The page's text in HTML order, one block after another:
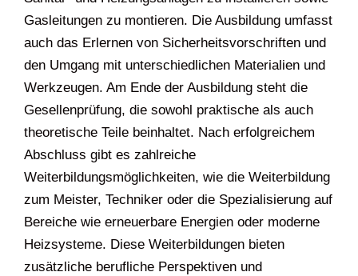
Gasleitungen zu montieren. Die Ausbildung umfasst
auch das Erlernen von Sicherheitsvorschriften und
den Umgang mit unterschiedlichen Materialien und
Werkzeugen. Am Ende der Ausbildung steht die
Gesellenprüfung, die sowohl praktische als auch
theoretische Teile beinhaltet. Nach erfolgreichem
Abschluss gibt es zahlreiche
Weiterbildungsmöglichkeiten, wie die Weiterbildung
zum Meister, Techniker oder die Spezialisierung auf
Bereiche wie erneuerbare Energien oder moderne
Heizsysteme. Diese Weiterbildungen bieten
zusätzliche berufliche Perspektiven und